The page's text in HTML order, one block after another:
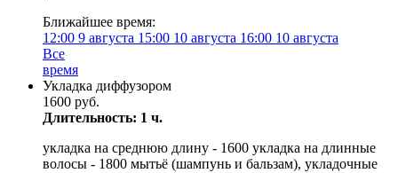
Ближайшее время:
12:00 9 августа 15:00 10 августа 16:00 10 августа
Все
время
Укладка диффузором
1600 руб.
Длительность: 1 ч.
укладка на среднюю длину - 1600 укладка на длинные
волосы - 1800 мытьё (шампунь и бальзам), укладочные